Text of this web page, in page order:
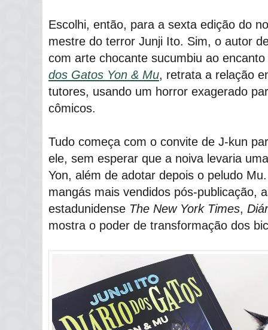
Escolhi, então, para a sexta edição do
mestre do terror Junji Ito. Sim, o autor
com arte chocante sucumbiu ao
dos Gatos Yon & Mu, retrata a relação
tutores, usando um horror exagerado
cômicos.
Tudo começa com o convite de J-kun
ele, sem esperar que a noiva levaria
Yon, além de adotar depois o peludo
mangás mais vendidos pós-publicação,
estadunidense The New York Times,
mostra o poder de transformação dos